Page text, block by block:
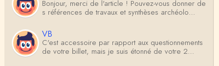
Bonjour, merci de l'article ! Pouvez-vous donner de
s références de travaux et synthèses archéolo…
VB
C'est accessoire par rapport aux questionnements
de votre billet, mais je suis étonné de votre 2…